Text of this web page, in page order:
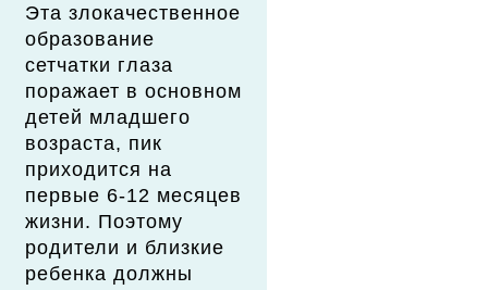
Эта злокачественное
образование
сетчатки глаза
поражает в основном
детей младшего
возраста, пик
приходится на
первые 6-12 месяцев
жизни. Поэтому
родители и близкие
ребенка должны